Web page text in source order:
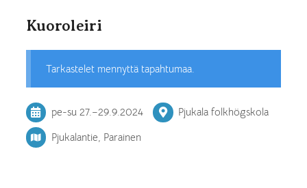
Kuoroleiri
Tarkastelet mennyttä tapahtumaa.
pe-su 27.–29.9.2024 Pjukala folkhögskola
Pjukalantie, Parainen